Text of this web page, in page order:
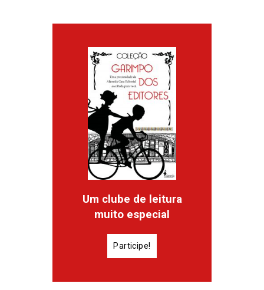
Um clube de leitura
muito especial
Participe!